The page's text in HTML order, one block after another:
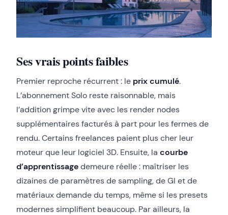
Ses vrais points faibles
Premier reproche récurrent : le prix cumulé.
L’abonnement Solo reste raisonnable, mais
l’addition grimpe vite avec les render nodes
supplémentaires facturés à part pour les fermes de
rendu. Certains freelances paient plus cher leur
moteur que leur logiciel 3D. Ensuite, la courbe
d’apprentissagedemeure réelle : maîtriser les
dizaines de paramètres de sampling, de GI et de
matériaux demande du temps, même si les presets
modernes simplifient beaucoup. Par ailleurs, la